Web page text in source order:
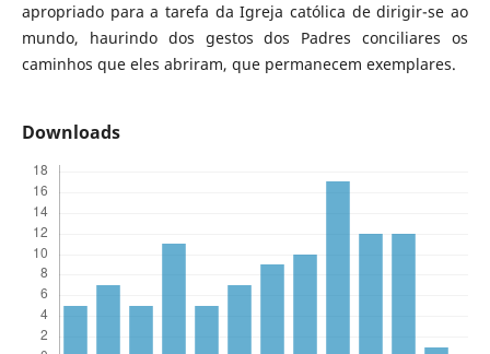
apropriado para a tarefa da Igreja católica de dirigir-se ao
mundo, haurindo dos gestos dos Padres conciliares os
caminhos que eles abriram, que permanecem exemplares.
Downloads